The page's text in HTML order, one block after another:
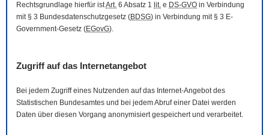
Rechtsgrundlage hierfür istArt. 6 Absatz 1 lit. e DS-GVO in Verbindung
mit § 3 Bundesdatenschutzgesetz (BDSG) in Verbindung mit § 3 E-
Government-Gesetz (EGovG).
Zugriff auf das Internetangebot
Bei jedem Zugriff eines Nutzenden auf das Internet-Angebot des
Statistischen Bundesamtes und bei jedem Abruf einer Datei werden
Daten über diesen Vorgang anonymisiert gespeichert und verarbeitet.